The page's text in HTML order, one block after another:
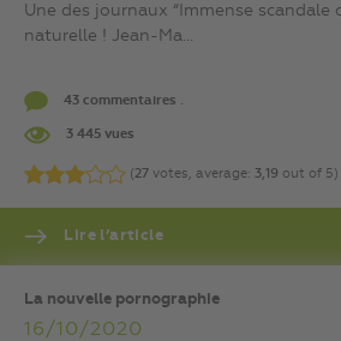
Une des journaux “Immense scandale
naturelle ! Jean-Ma...
43 commentaires .
3 445 vues
(27 votes, average: 3,19 out of 5)
Lire l’article
La nouvelle pornographie
16/10/2020